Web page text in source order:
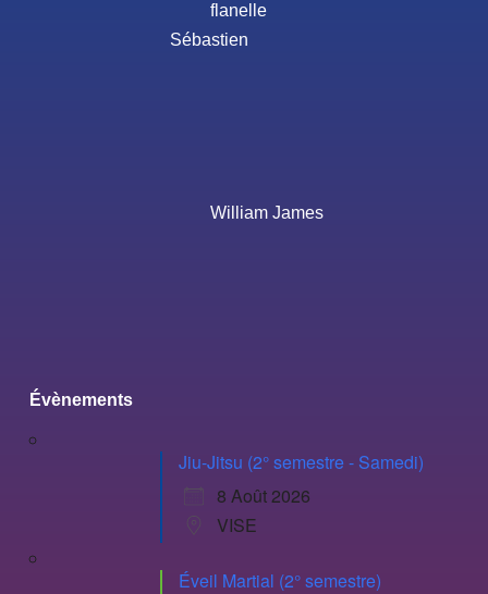
flanelle
Sébastien
William James
Évènements
Jiu-Jitsu (2° semestre - Samedi)
8 Août 2026
VISE
Éveil Martial (2° semestre)